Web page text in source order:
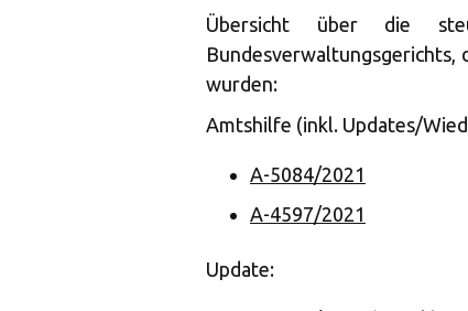
Übersicht über die
Bundesverwaltungsgerichts,
wurden:
Amtshilfe (inkl. Updates/
A-5084/2021
A-4597/2021
Update: